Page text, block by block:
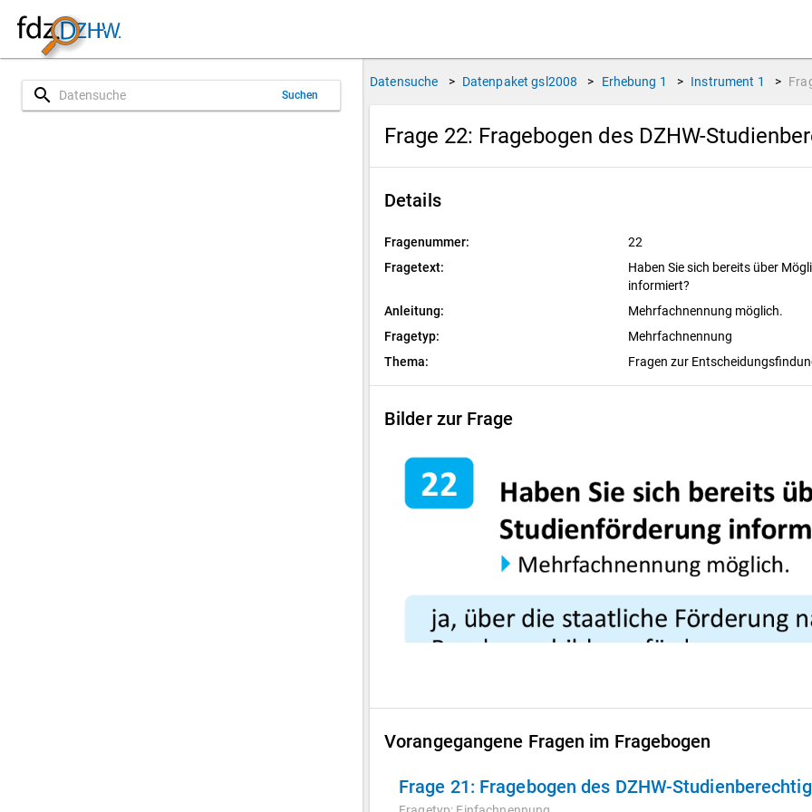
search Suchen
Datensuche > Datenpaket gsl2008 > Erhebung 1 > Instrument 1 >
Frage 22: Fragebogen des DZHW-
Details
Fragenummer:
22
Fragetext:
Haben Sie sich bereits über
informiert?
Anleitung:
Mehrfachnennung möglich.
Fragetyp:
Mehrfachnennung
Thema:
Fragen zur
Bilder zur Frage
Vorangegangene Fragen im Fragebogen
Frage 21: Fragebogen des DZHW-